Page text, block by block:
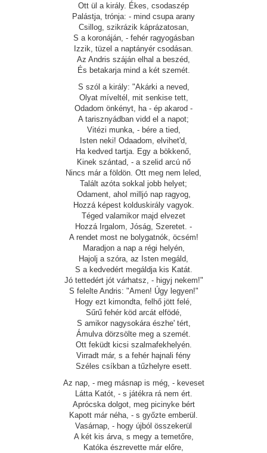
Ott ül a király. Ékes, csodaszép
Palástja, trónja: - mind csupa arany
Csillog, szikrázik káprázatosan,
S a koronáján, - fehér ragyogásban
Izzik, tüzel a naptányér csodásan.
Az Andris száján elhal a beszéd,
És betakarja mind a két szemét.
S szól a király: "Akárki a neved,
Olyat míveltél, mit senkise tett,
Odadom önkényt, ha - ép akarod -
A tarisznyádban vidd el a napot;
Vitézi munka, - bére a tied,
Isten neki! Odaadom, elvihet'd,
Ha kedved tartja. Egy a bökkenő,
Kinek szántad, - a szelid arcú nő
Nincs már a földön. Ott meg nem leled,
Talált azóta sokkal jobb helyet;
Odament, ahol milljó nap ragyog,
Hozzá képest kolduskirály vagyok.
Téged valamikor majd elvezet
Hozzá Irgalom, Jóság, Szeretet. -
A rendet most ne bolygatnók, öcsém!
Maradjon a nap a régi helyén,
Hajolj a szóra, az Isten megáld,
S a kedvedért megáldja kis Katát.
Jó tettedért jót várhatsz, - higyj nekem!"
S felelte Andris: "Amen! Úgy legyen!"
Hogy ezt kimondta, felhő jött felé,
Sűrű fehér köd arcát elfödé,
S amikor nagysokára észhe' tért,
Ámulva dörzsölte meg a szemét.
Ott feküdt kicsi szalmafekhelyén.
Virradt már, s a fehér hajnali fény
Széles csíkban a tűzhelyre esett.
Az nap, - meg másnap is még, - keveset
Látta Katót, - s játékra rá nem ért.
Aprócska dolgot, meg picinyke bért
Kapott már néha, - s győzte emberül.
Vasárnap, - hogy újból összekerül
A két kis árva, s megy a temetőre,
Katóka észrevette már előre,